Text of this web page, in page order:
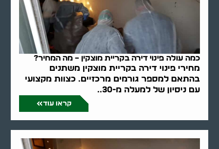
כמה עולה פינוי דירה בקריית מוצקין – מה המחיר?
מחירי פינוי דירה בקריית מוצקין משתנים
בהתאם למספר גורמים מרכזיים. כצוות מקצועי
עם ניסיון של למעלה מ-30..
קראו עוד